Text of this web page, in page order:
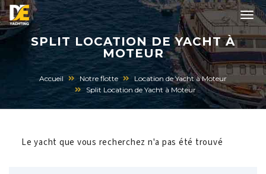
SPLIT LOCATION DE YACHT À
MOTEUR
Accueil Notre flotte
Location de Yacht à Moteur
Split Location de Yacht à Moteur
Le yacht que vous recherchez n'a pas été trouvé